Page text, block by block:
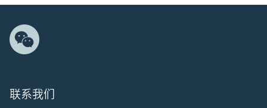
联系我们